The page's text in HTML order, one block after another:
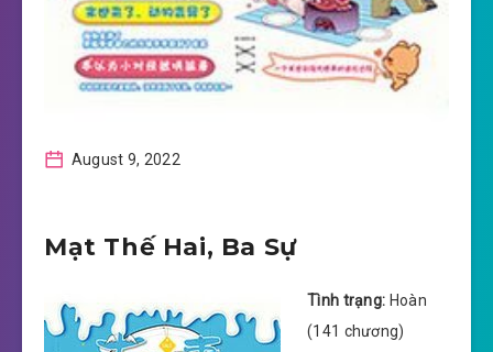
August 9, 2022
Mạt Thế Hai, Ba Sự
Tình trạng: Hoàn
(141 chương)